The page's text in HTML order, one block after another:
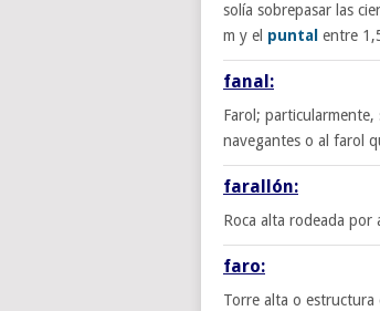
solía sobrepasar las
m y el puntal entre
fanal:
Farol;
navegantes o al farol
farallón:
Roca alta rodeada por
faro:
Torre alta o